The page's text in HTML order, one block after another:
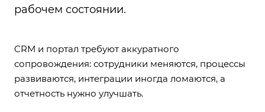
рабочем состоянии.
CRM и портал требуют аккуратного
сопровождения: сотрудники меняются, процессы
развиваются, интеграции иногда ломаются, а
отчетность нужно улучшать.